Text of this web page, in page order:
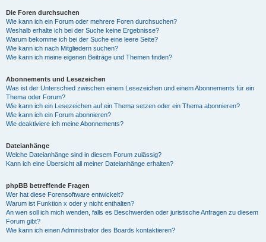
Die Foren durchsuchen
Wie kann ich ein Forum oder mehrere Foren durchsuchen?
Weshalb erhalte ich bei der Suche keine Ergebnisse?
Warum bekomme ich bei der Suche eine leere Seite?
Wie kann ich nach Mitgliedern suchen?
Wie kann ich meine eigenen Beiträge und Themen finden?
Abonnements und Lesezeichen
Was ist der Unterschied zwischen einem Lesezeichen und einem Abonnements für ein
Thema oder Forum?
Wie kann ich ein Lesezeichen auf ein Thema setzen oder ein Thema abonnieren?
Wie kann ich ein Forum abonnieren?
Wie deaktiviere ich meine Abonnements?
Dateianhänge
Welche Dateianhänge sind in diesem Forum zulässig?
Kann ich eine Übersicht all meiner Dateianhänge erhalten?
phpBB betreffende Fragen
Wer hat diese Forensoftware entwickelt?
Warum ist Funktion x oder y nicht enthalten?
An wen soll ich mich wenden, falls es Beschwerden oder juristische Anfragen zu diesem
Forum gibt?
Wie kann ich einen Administrator des Boards kontaktieren?